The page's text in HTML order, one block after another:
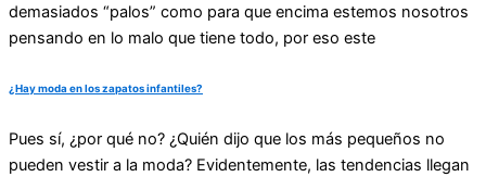
demasiados “palos” como para que encima estemos nosotros
pensando en lo malo que tiene todo, por eso este
¿Hay moda en los zapatos infantiles?
Pues sí, ¿por qué no? ¿Quién dijo que los más pequeños no
pueden vestir a la moda? Evidentemente, las tendencias llegan